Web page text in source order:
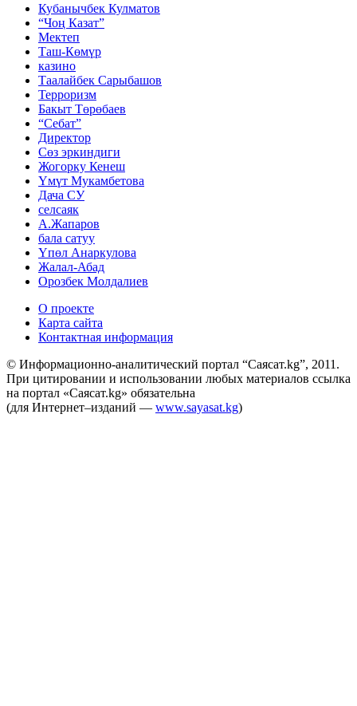
Кубанычбек Кулматов
“Чоң Казат”
Мектеп
Таш-Көмүр
казино
Таалайбек Сарыбашов
Терроризм
Бакыт Төрөбаев
“Себат”
Директор
Сөз эркиндиги
Жогорку Кенеш
Үмүт Мукамбетова
Дача СУ
селсаяк
А.Жапаров
бала сатуу
Үпөл Анаркулова
Жалал-Абад
Орозбек Молдалиев
О проекте
Карта сайта
Контактная информация
© Информационно-аналитический портал “Саясат.kg”, 2011.
При цитировании и использовании любых материалов ссылка
на портал «Саясат.kg» обязательна
(для Интернет–изданий — www.sayasat.kg)